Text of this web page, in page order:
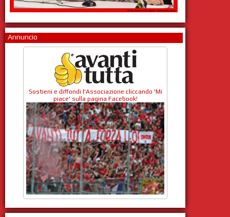
Annuncio
Sostieni e diffondi l'Associazione cliccando 'Mi
piace' sulla pagina Facebook!